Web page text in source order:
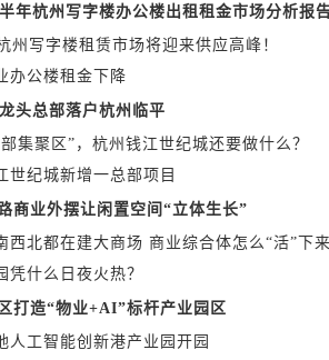
年杭州写字楼办公楼出租租金市场分析报
州写字楼租赁市场将迎来供应高峰！
办公楼租金下降
头总部落户杭州临平
集聚区”，杭州钱江世纪城还要做什么？
世纪城新增一总部项目
商业外摆让闲置空间“立体生长”
西北都在建大商场 商业综合体怎么“活”下来
凭什么日夜火热？
打造“物业+AI”标杆产业园区
人工智能创新港产业园开园